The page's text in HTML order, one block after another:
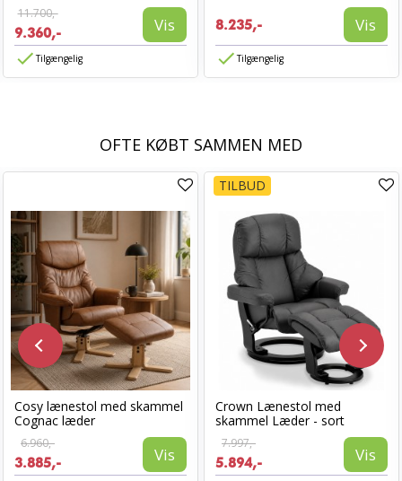
11.700,-
9.360,- Vis
Tilgængelig
8.235,- Vis
Tilgængelig
OFTE KØBT SAMMEN MED
Cosy lænestol med skammel
Cognac læder
6.960,-
3.885,- Vis
TILBUD
Crown Lænestol med
skammel Læder - sort
7.997,-
5.894,- Vis